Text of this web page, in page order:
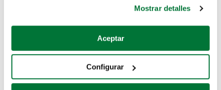
Si lo permite, también quisiéramos:
Recopilar información sobre su ubicación geográfica
Identificar su dispositivo analizándolo activamente
para buscar características específicas (huellas
Mostrar detalles
Aceptar
Configurar
Coches de segunda mano
Coches de km0